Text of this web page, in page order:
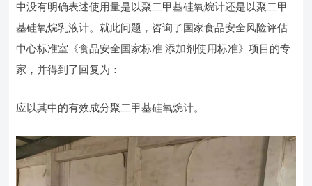
中没有明确表述使用量是以聚二甲基硅氧烷计还是以聚二甲
基硅氧烷乳液计。就此问题，咨询了国家食品安全风险评估
中心标准室《食品安全国家标准 添加剂使用标准》项目的专
家，并得到了回复为：
应以其中的有效成分聚二甲基硅氧烷计。